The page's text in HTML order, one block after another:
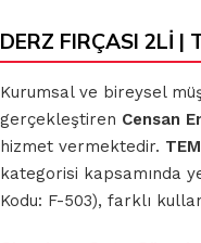
DERZ FIRÇASI 2Lİ
Kurumsal ve bireysel
gerçekleştiren Censan
hizmet vermektedir.
kategorisi kapsamında
Kodu: F-503), farklı